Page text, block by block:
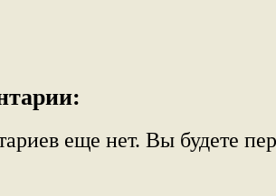
еще нет. Вы будете